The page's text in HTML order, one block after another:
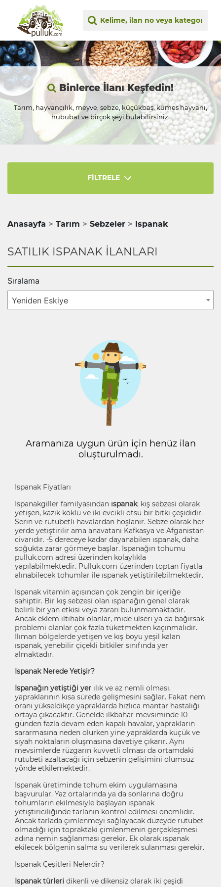
Binlerce İlanı Keşfedin!
Tarım, hayvancılık, meyve, sebze, küçükbaş, kümes hayvanı,
hububat ve birçok şeyi bulabilirsiniz.
FİLTRELE
Anasayfa Tarım Sebzeler Ispanak
SATILIK ISPANAK İLANLARI
Sıralama
Yeniden Eskiye
Aramanıza uygun ürün için henüz ilan
oluşturulmadı.
Ispanak Fiyatları
Ispanakgiller familyasından ıspanak; kış sebzesi olarak
yetişen, kazık köklü ve iki evcikli otsu bir bitki çeşididir.
Serin ve rutubetli havalardan hoşlanır. Sebze olarak her
yerde yetiştirilir ama anavatanı Kafkasya ve Afganistan
civarıdır. -5 dereceye kadar dayanabilen ıspanak, daha
soğukta zarar görmeye başlar. Ispanağın tohumu
pulluk.com adresi üzerinden kolaylıkla
yapılabilmektedir. Pulluk.com üzerinden toptan fiyatla
alınabilecek tohumlar ile ıspanak yetiştirilebilmektedir.
Ispanak vitamin açısından çok zengin bir içeriğe
sahiptir. Bir kış sebzesi olan ıspanağın genel olarak
belirli bir yan etkisi veya zararı bulunmamaktadır.
Ancak eklem iltihabı olanlar, mide ülseri ya da bağırsak
problemi olanlar çok fazla tüketmekten kaçınmalıdır.
Ilıman bölgelerde yetişen ve kış boyu yeşil kalan
ıspanak, yenebilir çiçekli bitkiler sınıfında yer
almaktadır.
Ispanak Nerede Yetişir?
Ispanağın yetiştiği yer ılık ve az nemli olması,
yapraklarının kısa sürede gelişmesini sağlar. Fakat nem
oranı yükseldikçe yapraklarda hızlıca mantar hastalığı
ortaya çıkacaktır. Genelde ilkbahar mevsiminde 10
günden fazla devam eden kapalı havalar, yaprakların
sararmasına neden olurken yine yapraklarda küçük ve
siyah noktaların oluşmasına davetiye çıkarır. Aynı
mevsimlerde rüzgarın kuvvetli olması da ortamdaki
rutubeti azaltacağı için sebzenin gelişimini olumsuz
yönde etkilemektedir.
Ispanak üretiminde tohum ekim uygulamasına
başvurular. Yaz ortalarında ya da sonlarına doğru
tohumların ekilmesiyle başlayan ıspanak
yetiştiriciliğinde tarlanın kontrol edilmesi önemlidir.
Ancak tarlada çimlenmeyi sağlayacak düzeyde rutubet
olmadığı için topraktaki çimlenmenin gerçekleşmesi
adına nemin sağlanması gerekir. Ek olarak ıspanak
ekilecek bölgenin salma su verilerek sulanması gerekir.
Ispanak Çeşitleri Nelerdir?
Ispanak türleri dikenli ve dikensiz olarak iki çeşidi